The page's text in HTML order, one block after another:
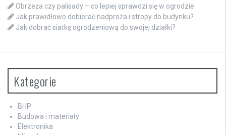
Obrzeża czy palisady – co lepiej sprawdzi się w ogrodzie
Jak prawidłowo dobierać nadproża i stropy do budynku?
Jak dobrać siatkę ogrodzeniową do swojej działki?
Kategorie
BHP
Budowa i materiały
Elektronika